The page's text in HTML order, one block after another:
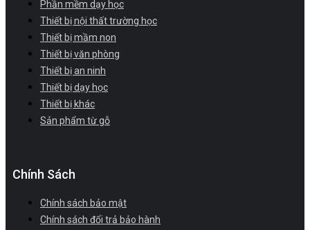
Phần mềm dạy học
Thiết bị nội thất trường học
Thiết bị mầm non
Thiết bị văn phòng
Thiết bị an ninh
Thiết bị dạy học
Thiết bị khác
Sản phẩm từ gỗ
Chính Sách
Chính sách bảo mật
Chính sách đổi trả bảo hành